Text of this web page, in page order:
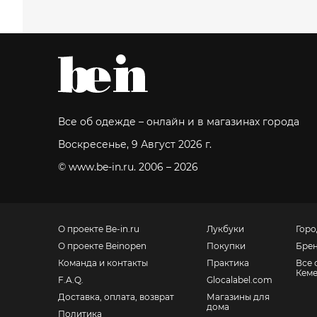
Все об одежде – онлайн и в магазинах города
Воскресенье, 9 Август 2026 г.
© www.be-in.ru. 2006 – 2026
О проекте Be-in.ru
О проекте Beinopen
Команда и контакты
F.A.Q.
Доставка, оплата, возврат
Политика
Лукбуки
Покупки
Практика
Glocalabel.com
Магазины для
дома
Все